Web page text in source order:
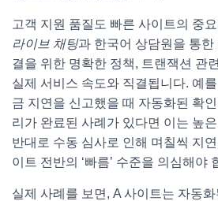
고객 지원 품질도 빠른 사이트의 중
라이브 채팅과 한국어 상담원을 통한
결을 위한 명확한 정책, 트랜잭션 관
실제 서비스 속도와 직결됩니다. 예
금 지연을 신고했을 때 자동화된 확
리가 완료된 사례가 있다면 이는 높
반대로 수동 심사로 인해 며칠씩 지
이트 전반의 ‘빠름’ 수준을 의심해야
실제 사례를 보면, A 사이트는 자동